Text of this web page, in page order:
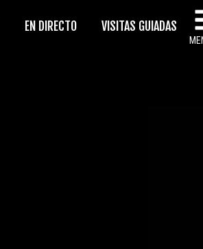
EN DIRECTO VISITAS GUIADAS